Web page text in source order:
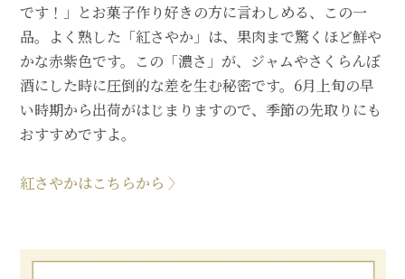
です！」とお菓子作り好きの方に言わしめる、この一
品。よく熟した「紅さやか」は、果肉まで驚くほど鮮や
かな赤紫色です。この「濃さ」が、ジャムやさくらんぼ
酒にした時に圧倒的な差を生む秘密です。6月上旬の早
い時期から出荷がはじまりますので、季節の先取りにも
おすすめですよ。
紅さやかはこちらから 〉